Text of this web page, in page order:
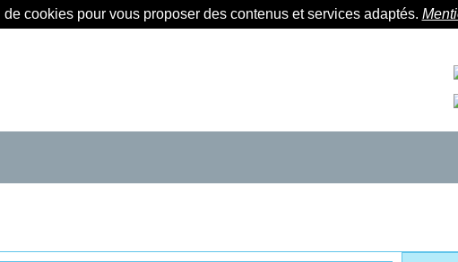
cookies pour vous proposer des contenus et services adaptés.